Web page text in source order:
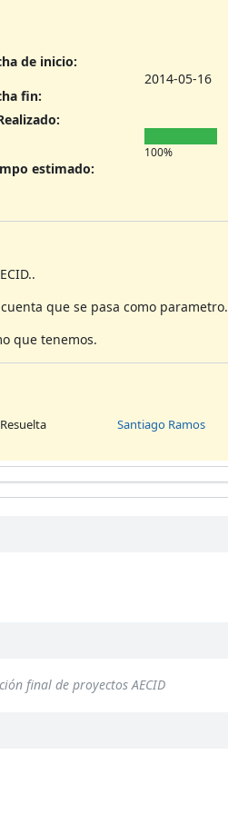
de inicio:
2014-05-16
fin:
100%
estimado:
que se pasa como parametro.
que tenemos.
Resuelta Santiago Ramos
final de proyectos AECID